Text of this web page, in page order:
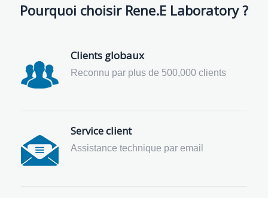
Pourquoi choisir Rene.E Laboratory ?
Clients globaux
Reconnu par plus de 500,000 clients
Service client
Assistance technique par email